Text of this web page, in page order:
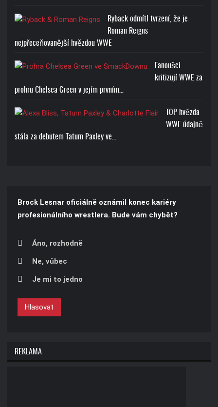
Ryback odmítl tvrzení, že je
Roman Reigns
nejpřeceňovanější hvězdou WWE
Fanoušci
kritizují WWE za
prohru Chelsea Green v jejím prvním…
TOP hvězda
WWE údajně
stála za debutem Tatum Paxley ve…
Brock Lesnar oficiálně oznámil konec kariéry
profesionálního wrestlera. Bude vám chybět?
Áno, rozhodně
Ne, vůbec
Je mi to jedno
Hlasovat
REKLAMA